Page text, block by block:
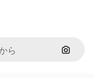
画像で